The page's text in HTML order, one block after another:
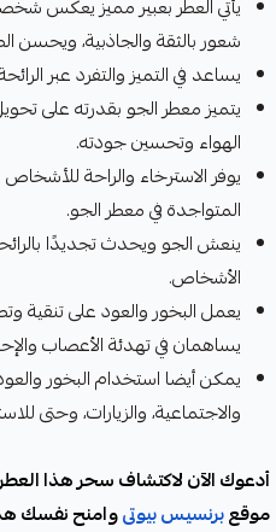
يأتي العطر بعبير مميز يعكس
شعور بالثقة والجاذبية، ويحسن
يساعد في التميز والتفرد عبر
يتميز معطر الجو بقدرته على
الهواء وتحسين جودته.
يوفر الاسترخاء والراحة
المتواجدة في معطر الجو.
ينعش الجو ويحدث تجديدًا
الأشخاص.
يعمل البخور والعود على تنقية
يساهمان في تهدئة الأعصاب
يمكن أيضا استخدام البخور
والاجتماعية، والزيارات، وحتى
أدعوك الآن لاكتشاف سحر هذا
موقعبرنسيس بيوتىوامنح نفسك